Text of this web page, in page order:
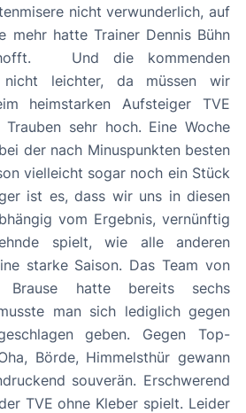
nicht verwunderlich, auf
mehr hatte Trainer Dennis Bühn
nicht leichter, da müssen wir
heimstarken Aufsteiger TVE
Trauben sehr hoch. Eine Woche
der nach Minuspunkten besten
vielleicht sogar noch ein Stück
ist es, dass wir uns in diesen
vom Ergebnis, vernünftig
starke Saison. Das Team von
Brause hatte bereits sechs
man sich lediglich gegen
geben. Gegen Top-
Börde, Himmelsthür gewann
souverän. Erschwerend
TVE ohne Kleber spielt. Leider